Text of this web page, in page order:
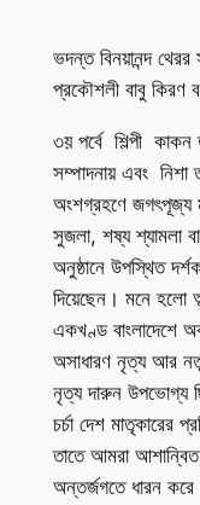
ভদন্ত বিনয়ানন্দ
প্রকৌশলী বাবু কিরণ
৩য় পর্বে শিল্পী
সম্পাদনায় এবং নিশা
অংশগ্রহণে জগৎপূজ্য
সুজলা, শষ্য শ্যামলা
অনুষ্ঠানে উপস্থিত
দিয়েছেন। মনে হলো
একখণ্ড বাংলাদেশে
অসাধারণ নৃত্য আর
নৃত্য দারুন উপভোগ্য
চর্চা দেশ মাতৃকারের
তাতে আমরা আশান্বিত
অন্তর্জগতে ধারন করে